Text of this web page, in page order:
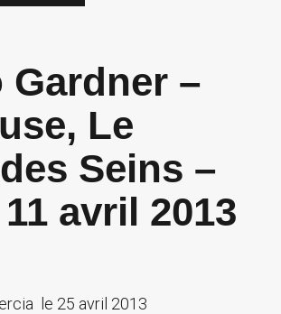
Gardner –
Le
Seins –
avril 2013
le 25 avril 2013